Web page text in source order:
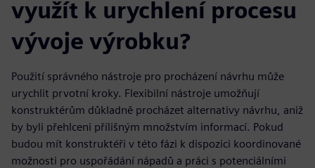
využít k urychlení procesu
vývoje výrobku?
Použití správného nástroje pro procházení návrhu může
urychlit prvotní kroky. Flexibilní nástroje umožňují
konstruktérům důkladně procházet alternativy návrhu, aniž
by byli přehlceni přílišným množstvím informací. Pokud
budou mít konstruktéři v této fázi k dispozici koordinované
možnosti pro uspořádání nápadů a práci s potenciálními